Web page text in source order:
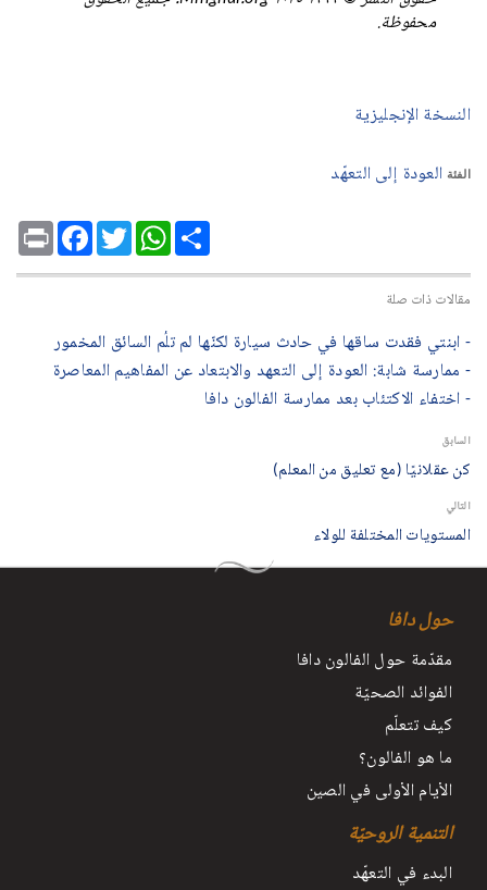
محفوظة.
النسخة الإنجليزية
الفئة العودة إلى التعهّد
Print
FacebookTwitter
WhatsAppShare
مقالات ذات صلة
- ابنتي فقدت ساقها في حادث سيارة لكنّها لم تلُم السائق المخمور
- ممارسة شابة: العودة إلى التعهد والابتعاد عن المفاهيم المعاصرة
- اختفاء الاكتئاب بعد ممارسة الفالون دافا
السابق
كن عقلانيًا (مع تعليق من المعلم)
التالي
المستويات المختلفة للولاء
حول دافا
مقدّمة حول الفالون دافا
الفوائد الصحيّة
كيف تتعلّم
ما هو الفالون؟
الأيام الأولى في الصين
التنمية الروحيّة
البدء في التعهّد